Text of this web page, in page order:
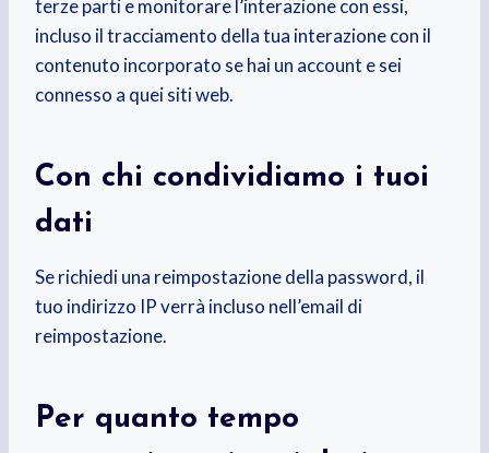
terze parti e monitorare l’interazione con essi,
incluso il tracciamento della tua interazione con il
contenuto incorporato se hai un account e sei
connesso a quei siti web.
Con chi condividiamo i tuoi
dati
Se richiedi una reimpostazione della password, il
tuo indirizzo IP verrà incluso nell’email di
reimpostazione.
Per quanto tempo